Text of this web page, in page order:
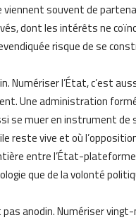
souvent de
dont les intérêts ne
risque de se
Numériser l’État, c’est
Une administration
se muer en instrument de
reste vive et où
entre l’État-
que de la volonté
pas anodin. Numériser